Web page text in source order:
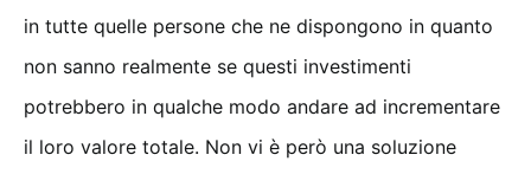
in tutte quelle persone che ne dispongono in quanto
non sanno realmente se questi investimenti
potrebbero in qualche modo andare ad incrementare
il loro valore totale. Non vi è però una soluzione